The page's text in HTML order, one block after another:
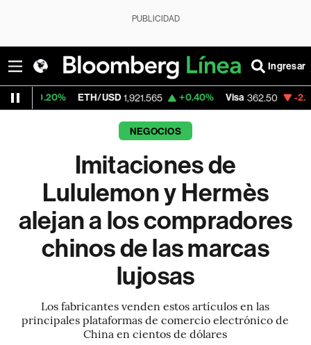
PUBLICIDAD
Ingresar
ETH/USD 1,921.565 +0.40% Visa 362.50 -2.15%
NEGOCIOS
Imitaciones de
Lululemon y Hermès
alejan a los compradores
chinos de las marcas
lujosas
Los fabricantes venden estos artículos en las
principales plataformas de comercio electrónico de
China en cientos de dólares